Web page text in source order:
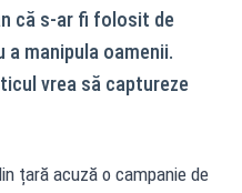
că s-ar fi folosit de
manipula oamenii.
vrea să captureze
țară acuză o campanie de